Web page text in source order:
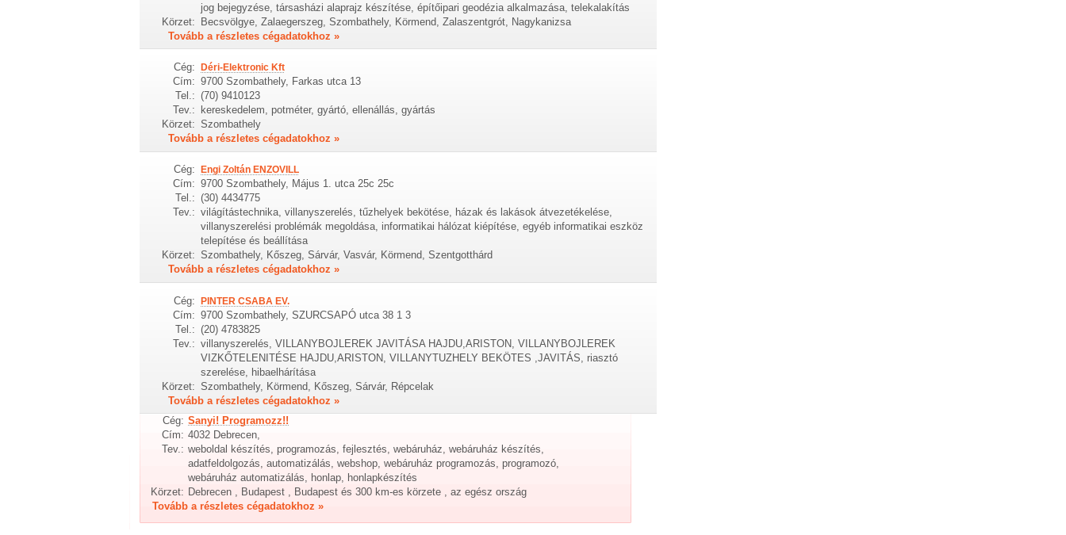
jog bejegyzése, társasházi alaprajz készítése, építőipari geodézia alkalmazása, telekalakítás
Körzet: Becsvölgye, Zalaegerszeg, Szombathely, Körmend, Zalaszentgrót, Nagykanizsa
Tovább a részletes cégadatokhoz »
Cég: Déri-Elektronic Kft
Cím: 9700 Szombathely, Farkas utca 13
Tel.: (70) 9410123
Tev.:
kereskedelem, potméter, gyártó, ellenállás, gyártás
Körzet: Szombathely
Tovább a részletes cégadatokhoz »
Cég: Engi Zoltán ENZOVILL
Cím: 9700 Szombathely, Május 1. utca 25c 25c
Tel.: (30) 4434775
Tev.: világítástechnika, villanyszerelés, tűzhelyek bekötése, házak és lakások átvezetékelése,
villanyszerelési problémák megoldása, informatikai hálózat kiépítése, egyéb informatikai eszköz
telepítése és beállítása
Körzet: Szombathely, Kőszeg, Sárvár, Vasvár, Körmend, Szentgotthárd
Tovább a részletes cégadatokhoz »
Cég: PINTER CSABA EV.
Cím: 9700 Szombathely, SZURCSAPÓ utca 38 1 3
Tel.: (20) 4783825
Tev.: villanyszerelés, VILLANYBOJLEREK JAVITÁSA HAJDU,ARISTON, VILLANYBOJLEREK
VIZKŐTELENITÉSE HAJDU,ARISTON, VILLANYTUZHELY BEKÖTES ,JAVITÁS, riasztó
szerelése, hibaelhárítása
Körzet: Szombathely, Körmend, Kőszeg, Sárvár, Répcelak
Tovább a részletes cégadatokhoz »
Cég: Sanyi! Programozz!!
Cím: 4032 Debrecen,
Tev.: weboldal készítés, programozás, fejlesztés, webáruház, webáruház készítés,
adatfeldolgozás, automatizálás, webshop, webáruház programozás, programozó,
webáruház automatizálás, honlap, honlapkészítés
Körzet: Debrecen , Budapest , Budapest és 300 km-es körzete , az egész ország
Tovább a részletes cégadatokhoz »